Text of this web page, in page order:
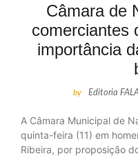
Câmara de
comerciantes
importância
by Editoria
A Câmara Municipal de
quinta-feira (11) em
Ribeira, por proposição